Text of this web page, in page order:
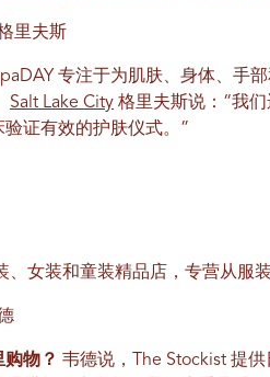
里夫斯
专注于为肌肤、身体、手
Salt Lake City格里夫斯说：“我们
证有效的护肤仪式。”
、女装和童装精品店，专营从服
物？ 韦德说，The Stockist 提